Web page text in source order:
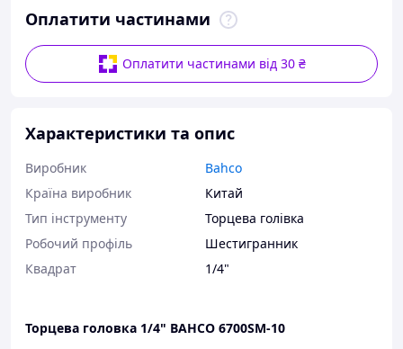
Оплатити частинами
Оплатити частинами від 30 ₴
Характеристики та опис
Виробник
Bahco
Країна виробник
Китай
Тип інструменту
Торцева голівка
Робочий профіль
Шестигранник
Квадрат
1/4"
Торцева головка 1/4" BAHCO 6700SM-10